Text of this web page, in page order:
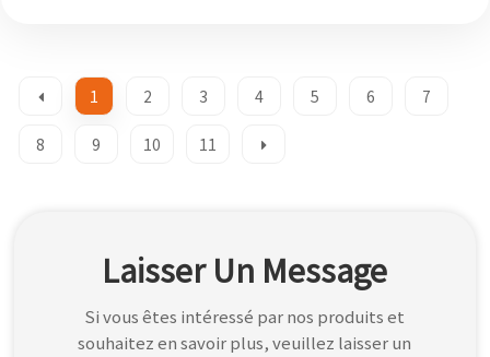
1 2 3 4 5 6 7
8 9 10 11
Laisser Un Message
Si vous êtes intéressé par nos produits et
souhaitez en savoir plus, veuillez laisser un